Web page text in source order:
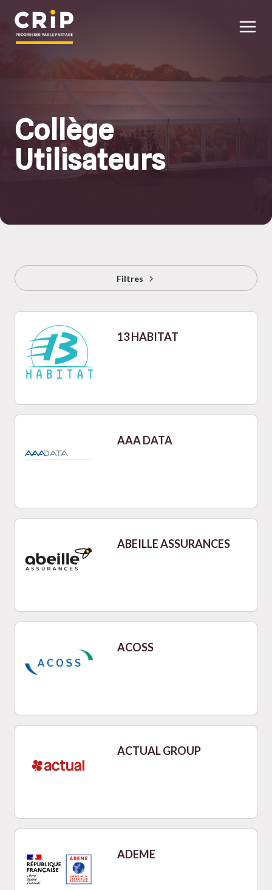
Collège
Utilisateurs
Filtres
13 HABITAT
AAA DATA
ABEILLE ASSURANCES
ACOSS
ACTUAL GROUP
ADEME